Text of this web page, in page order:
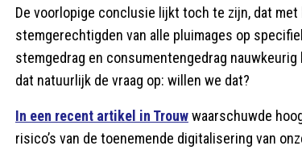
De voorlopige conclusie lijkt toch te zijn, dat
stemgerechtigden van alle pluimages op
stemgedrag en consumentengedrag
dat natuurlijk de vraag op: willen we dat?
In een recent artikel in Trouwwaarschuwde
risico’s van de toenemende digitalisering van